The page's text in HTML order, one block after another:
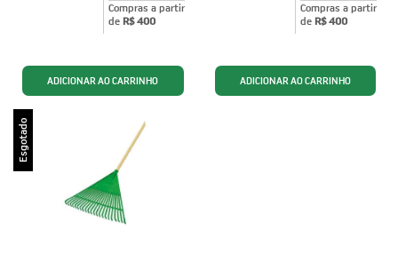
Compras a partir
de R$ 400
Compras a partir
de R$ 400
Esgotado